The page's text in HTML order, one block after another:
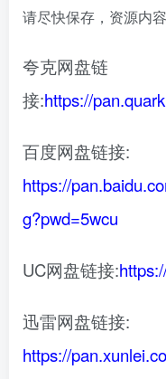
请尽快保存，资源内
夸克网盘链
接:https://
百度网盘链接:
https://
g?pwd=5wcu
UC网盘链接:
迅雷网盘链接:
https://